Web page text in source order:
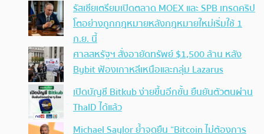
รัสเซียเตรียมเปิดตลาด MOEX และ SPB เทรดคริป
โตอย่างถูกกฎหมายหลังกฎหมายใหม่เริ่มใช้ 1
ก.ย. นี้
ศาลสหรัฐฯ สั่งอายัดทรัพย์ $1,500 ล้าน หลัง
Bybit ฟ้องเกาหลีเหนือและกลุ่ม Lazarus
เปิดบัญชี Bitkub ง่ายขึ้นอีกขั้น ยืนยันตัวตนผ่าน
ThaID ได้แล้ว
Michael Saylor ย้ำจุดยืน “Bitcoin ไม่ต้องการ